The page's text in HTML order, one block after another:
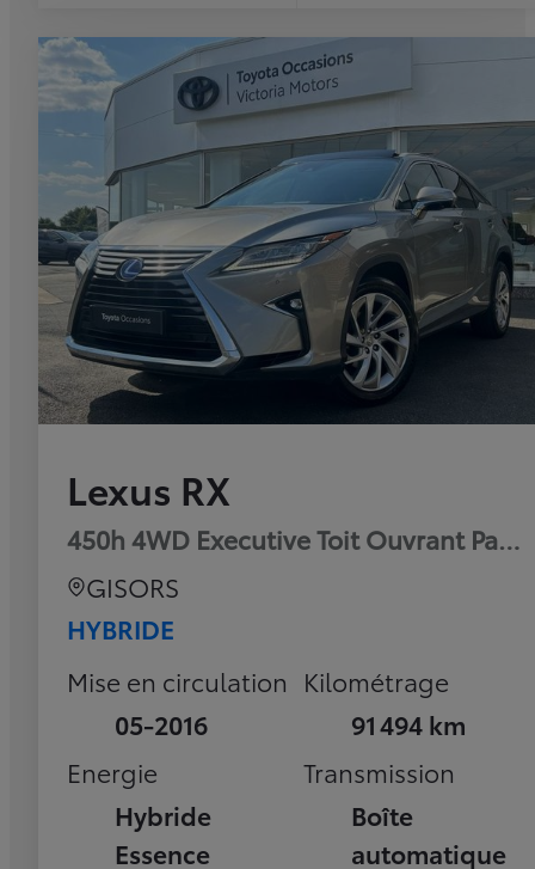
Lexus RX
450h 4WD Executive Toit Ouvrant
GISORS
HYBRIDE
Mise en circulation
05-2016
Kilométrage
91 494 km
Energie
Hybride
Essence
Transmission
Boîte
automatique